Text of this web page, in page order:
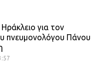
για τον
πνευμονολόγου Πάνου